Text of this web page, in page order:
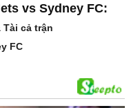
vs Sydney FC:
cả trận
FC